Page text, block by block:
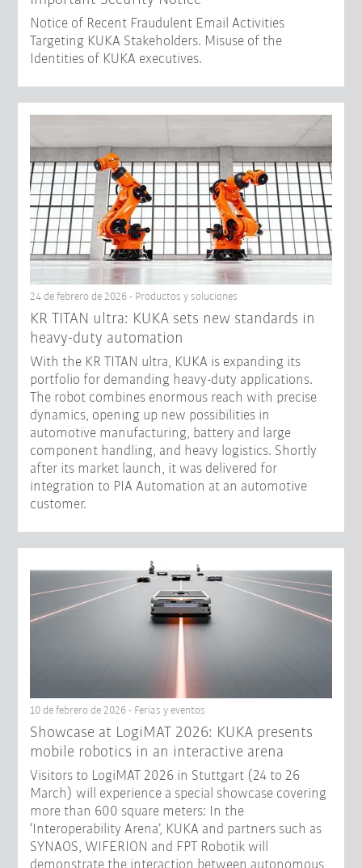
Notice of Recent Fraudulent Email Activities
Targeting KUKA Stakeholders. Misuse of the
Identities of KUKA executives.
24 de febrero de 2026 - Productos y soluciones
KR TITAN ultra: KUKA sets new standards in
heavy-duty automation
With the KR TITAN ultra, KUKA is expanding its
portfolio for demanding heavy-duty applications.
The robot combines enormous reach with precise
dynamics, opening up new possibilities in
automotive manufacturing, battery and large
component handling, and heavy logistics. Shortly
after its market launch, it was delivered for
integration to PIA Automation at an automotive
customer.
10 de febrero de 2026 - Ferias y eventos
Showcase at LogiMAT 2026: KUKA presents
mobile robotics in an interactive arena
Visitors to LogiMAT 2026 in Stuttgart (24 to 26
March) will experience a special showcase covering
more than 600 square meters: In the
‘Interoperability Arena’, KUKA and partners such as
SYNAOS, WIFERION and FPT Robotik will